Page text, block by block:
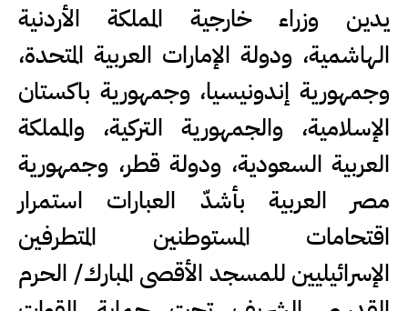
يدين وزراء خارجية المملكة الأردنية
الهاشمية، ودولة الإمارات العربية المتحدة،
وجمهورية إندونيسيا، وجمهورية باكستان
الإسلامية، والجمهورية التركية، والمملكة
العربية السعودية، ودولة قطر، وجمهورية
مصر العربية بأشدّ العبارات استمرار
اقتحامات المستوطنين المتطرفين
الإسرائيليين للمسجد الأقصى المبارك/ الحرم